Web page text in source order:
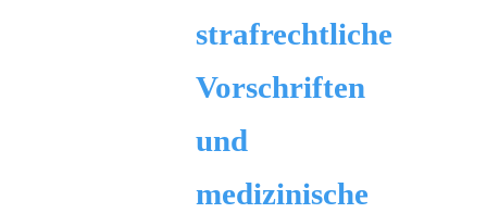
strafrechtliche
Vorschriften
und
medizinische